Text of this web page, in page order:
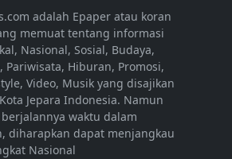
adalah Epaper atau koran
memuat tentang informasi
Nasional, Sosial, Budaya,
Pariwisata, Hiburan, Promosi,
Video, Musik yang disajikan
Jepara Indonesia. Namun
waktu dalam
diharapkan dapat menjangkau
Nasional